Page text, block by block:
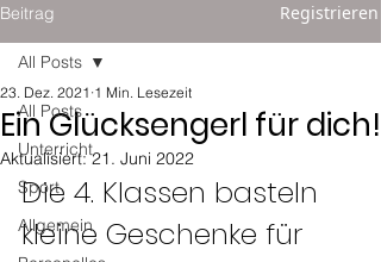
Beitrag Registrieren
All Posts
Unterricht
Sport
Allgemein
All Posts
Ein Glücksengerl für dich!
23. Dez. 2021 1 Min. Lesezeit
Aktualisiert:21. Juni 2022
Die 4. Klassen basteln
kleine Geschenke für